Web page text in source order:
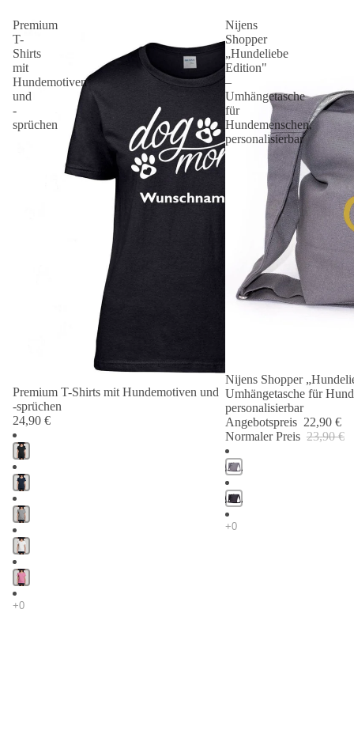
Premium
T-
Shirts
mit
Hundemotiven
und
-
sprüchen
Premium T-Shirts mit Hundemotiven und
-sprüchen
24,90 €
Nijens
Shopper
„Hundeliebe
Edition"
–
Umhängetasche
für
Hundemenschen,
personalisierbar
Angebot 🐾
Nijens Shopper
Umhängetasche für
personalisierbar
Angebotspreis 22,90 €
Normaler Preis 23,90 €